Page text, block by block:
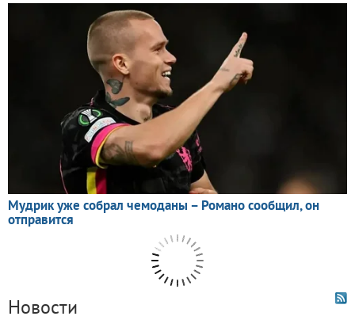
Новости